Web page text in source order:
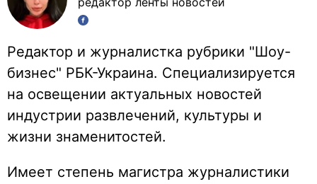
Редактор и журналистка рубрики "Шоу-
бизнес" РБК-Украина. Специализируется
на освещении актуальных новостей
индустрии развлечений, культуры и
жизни знаменитостей.
Имеет степень магистра журналистики